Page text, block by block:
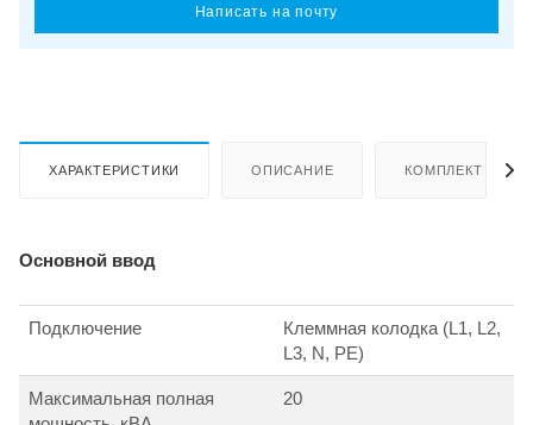
Написать на почту
ХАРАКТЕРИСТИКИ ОПИСАНИЕ КОМПЛЕКТ
Основной ввод
Подключение
Клеммная колодка (L1, L2,
L3, N, PE)
Максимальная полная
20